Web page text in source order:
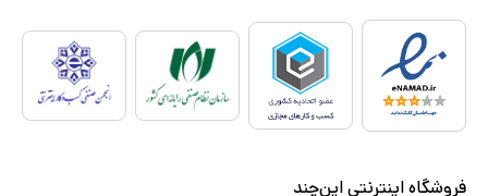
فروشگاه اینترنتی این‌چند